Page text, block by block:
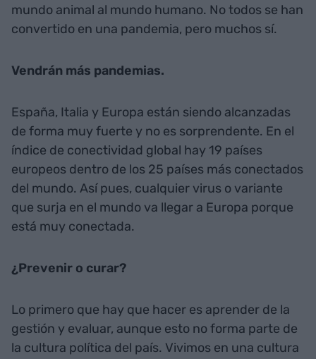
mundo animal al mundo humano. No todos se han
convertido en una pandemia, pero muchos sí.
Vendrán más pandemias.
España, Italia y Europa están siendo alcanzadas
de forma muy fuerte y no es sorprendente. En el
índice de conectividad global hay 19 países
europeos dentro de los 25 países más conectados
del mundo. Así pues, cualquier virus o variante
que surja en el mundo va llegar a Europa porque
está muy conectada.
¿Prevenir o curar?
Lo primero que hay que hacer es aprender de la
gestión y evaluar, aunque esto no forma parte de
la cultura política del país. Vivimos en una cultura